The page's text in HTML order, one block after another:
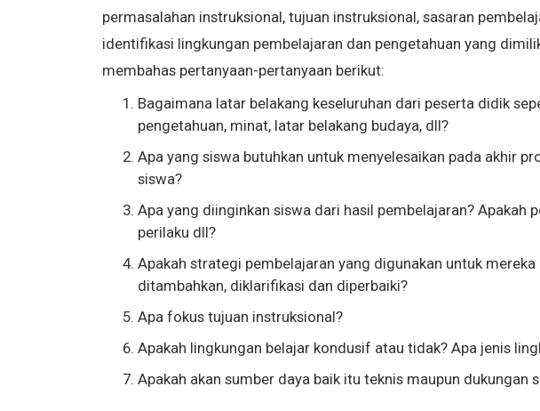
permasalahan instruksional, tujuan instruksional, sasaran
identifikasi lingkungan pembelajaran dan pengetahuan yang
membahas pertanyaan-pertanyaan berikut:
Bagaimana latar belakang keseluruhan dari peserta didik
pengetahuan, minat, latar belakang budaya, dll?
Apa yang siswa butuhkan untuk menyelesaikan pada akhir
siswa?
Apa yang diinginkan siswa dari hasil pembelajaran? Apakah
perilaku dll?
Apakah strategi pembelajaran yang digunakan untuk mereka
ditambahkan, diklarifikasi dan diperbaiki?
Apa fokus tujuan instruksional?
Apakah lingkungan belajar kondusif atau tidak? Apa jenis
Apakah akan sumber daya baik itu teknis maupun dukungan